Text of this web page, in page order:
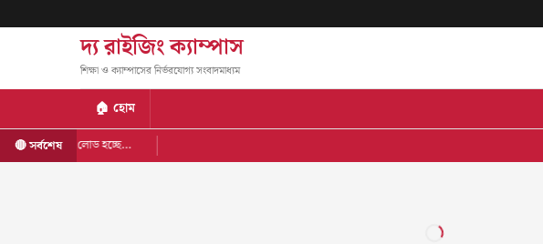
দ্য রাইজিং ক্যাম্পাস
শিক্ষা ও ক্যাম্পাসের নির্ভরযোগ্য সংবাদমাধ্যম
🏠 হোম
🔴 সর্বশেষ লোড হচ্ছে…